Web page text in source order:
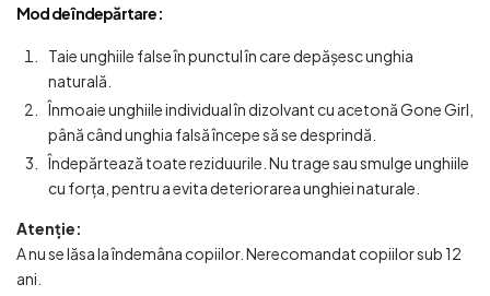
Mod de îndepărtare:
Taie unghiile false în punctul în care depășesc unghia
naturală.
Înmoaie unghiile individual în dizolvant cu acetonă Gone Girl,
până când unghia falsă începe să se desprindă.
Îndepărtează toate reziduurile. Nu trage sau smulge unghiile
cu forța, pentru a evita deteriorarea unghiei naturale.
Atenție:
A nu se lăsa la îndemâna copiilor. Nerecomandat copiilor sub 12
ani.